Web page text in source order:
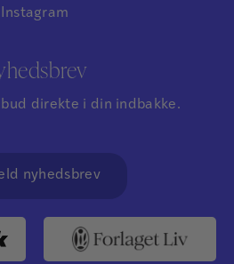
Instagram
direkte i din indbakke.
nyhedsbrev